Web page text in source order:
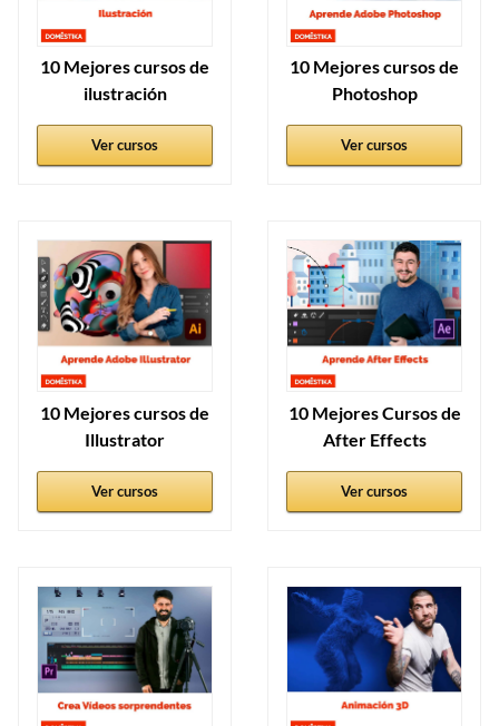
10 Mejores cursos de
ilustración
Ver cursos
10 Mejores cursos de
Photoshop
Ver cursos
10 Mejores cursos de
Illustrator
Ver cursos
10 Mejores Cursos de
After Effects
Ver cursos